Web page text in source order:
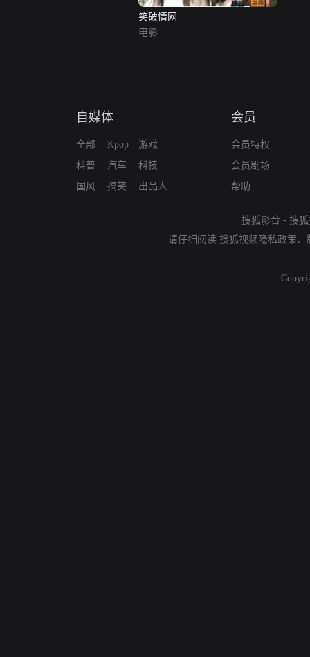
笑破情网
电影
自媒体
全部
科普
国风
Kpop
汽车
搞笑
游戏
科技
出品人
会员
会员特权
会员剧场
帮助
搜狐影音 - 搜
请仔细阅读 搜狐视频隐私政策、